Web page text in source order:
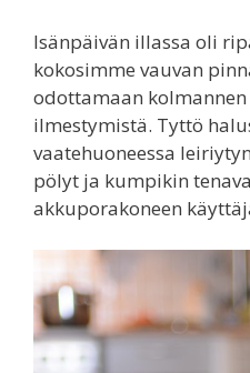
Isänpäivän illassa oli
kokosimme vauvan
odottamaan
ilmestymistä. Tyttö
vaatehuoneessa
pölyt ja kumpikin
akkuporakoneen